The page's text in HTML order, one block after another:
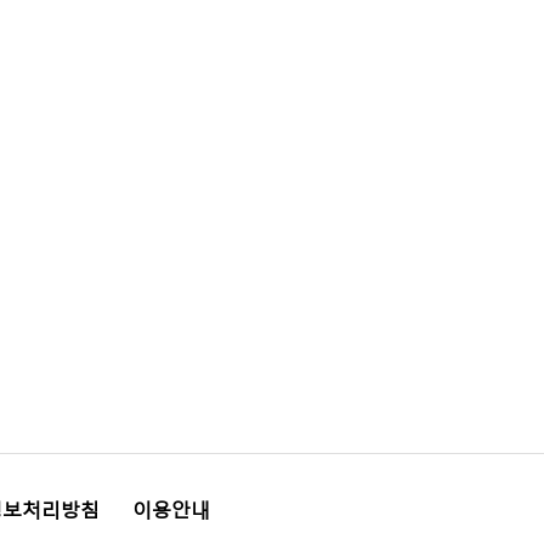
처리방침 이용안내